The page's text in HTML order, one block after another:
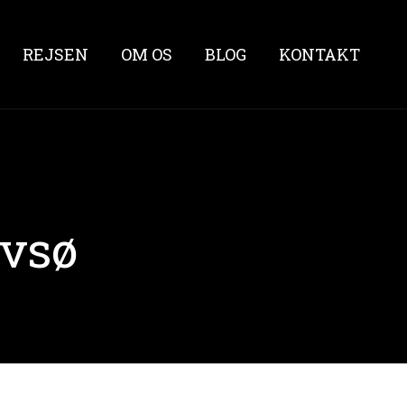
REJSEN OM OS BLOG KONTAKT